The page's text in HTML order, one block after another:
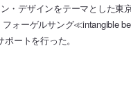
・デザインをテーマとした
フォーゲルサング≪intangible
ートを行った。